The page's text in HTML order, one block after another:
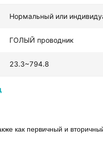
Нормальный или
ГОЛЫЙ проводник
23.3~794.8
как первичный и